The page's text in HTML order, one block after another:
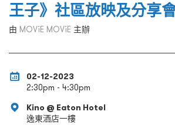
王子》社區放映及分享
由 MOViE MOViE 主辦
02-12-2023
2:30pm - 4:30pm
Kino @ Eaton Hotel
逸東酒店一樓